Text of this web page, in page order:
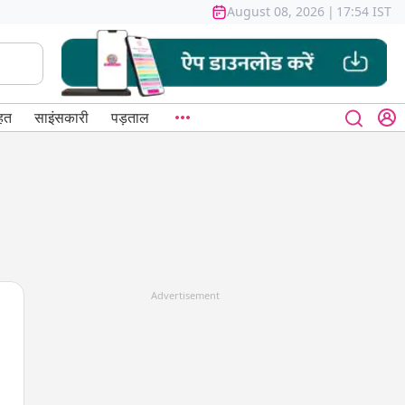
August 08, 2026 | 17:54 IST
साइंसकारी पड़ताल
Advertisement